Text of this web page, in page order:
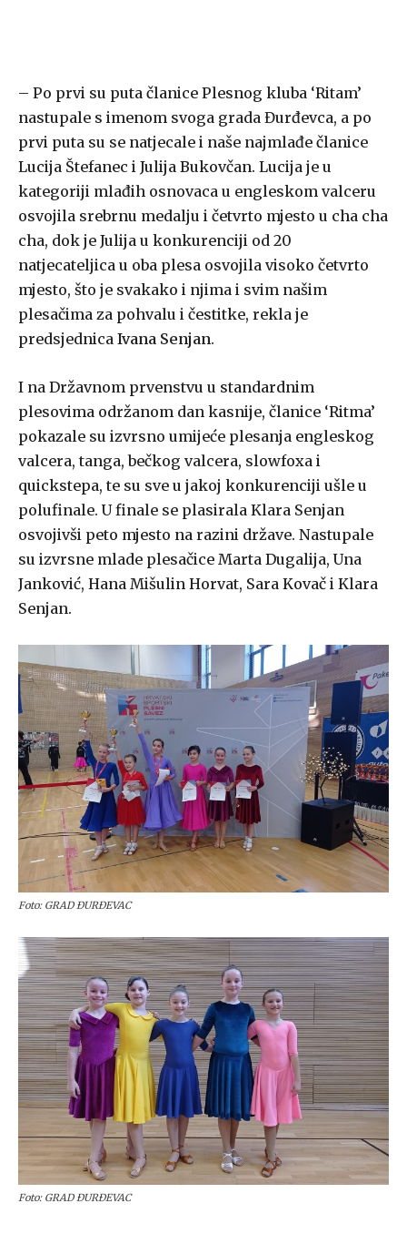
– Po prvi su puta članice Plesnog kluba ‘Ritam’
nastupale s imenom svoga grada Đurđevca, a po
prvi puta su se natjecale i naše najmlađe članice
Lucija Štefanec i Julija Bukovčan. Lucija je u
kategoriji mlađih osnovaca u engleskom valceru
osvojila srebrnu medalju i četvrto mjesto u cha cha
cha, dok je Julija u konkurenciji od 20
natjecateljica u oba plesa osvojila visoko četvrto
mjesto, što je svakako i njima i svim našim
plesačima za pohvalu i čestitke, rekla je
predsjednica Ivana Senjan.
I na Državnom prvenstvu u standardnim
plesovima održanom dan kasnije, članice ‘Ritma’
pokazale su izvrsno umijeće plesanja engleskog
valcera, tanga, bečkog valcera, slowfoxa i
quickstepa, te su sve u jakoj konkurenciji ušle u
polufinale. U finale se plasirala Klara Senjan
osvojivši peto mjesto na razini države. Nastupale
su izvrsne mlade plesačice Marta Dugalija, Una
Janković, Hana Mišulin Horvat, Sara Kovač i Klara
Senjan.
Foto: GRAD ĐURĐEVAC
Foto: GRAD ĐURĐEVAC